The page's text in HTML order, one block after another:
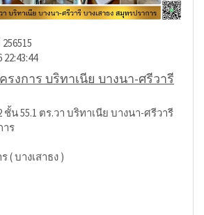
รงการ บริทาเนีย บางนา-ศรีวารี
ชั้น 55.1 ตร.วา บริทาเนีย บางนา-ศรีวารี
าร
( บางเสาธง )